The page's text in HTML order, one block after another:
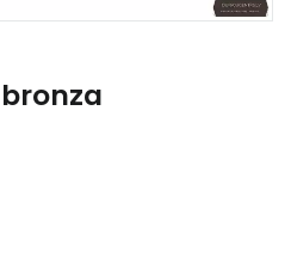
bronza